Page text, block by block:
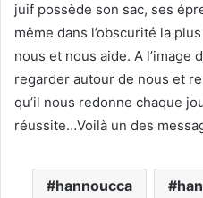
juif possède son sac, ses
même dans l’obscurité la
nous et nous aide. A l’image
regarder autour de nous et
qu’il nous redonne chaque
réussite…Voilà un des
hannoucca